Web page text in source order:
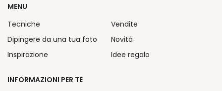
MENU
Tecniche
Dipingere da una tua foto
Inspirazione
Vendite
Novità
Idee regalo
INFORMAZIONI PER TE